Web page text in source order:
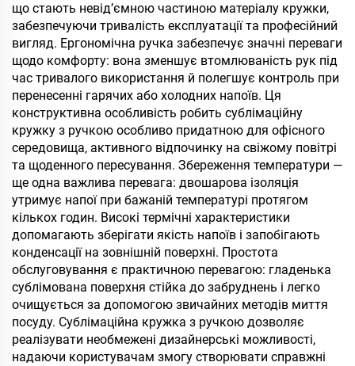
що стають невід’ємною частиною матеріалу кружки,
забезпечуючи тривалість експлуатації та професійний
вигляд. Ергономічна ручка забезпечує значні переваги
щодо комфорту: вона зменшує втомлюваність рук під
час тривалого використання й полегшує контроль при
перенесенні гарячих або холодних напоїв. Ця
конструктивна особливість робить сублімаційну
кружку з ручкою особливо придатною для офісного
середовища, активного відпочинку на свіжому повітрі
та щоденного пересування. Збереження температури —
ще одна важлива перевага: двошарова ізоляція
утримує напої при бажаній температурі протягом
кількох годин. Високі термічні характеристики
допомагають зберігати якість напоїв і запобігають
конденсації на зовнішній поверхні. Простота
обслуговування є практичною перевагою: гладенька
сублімована поверхня стійка до забруднень і легко
очищується за допомогою звичайних методів миття
посуду. Сублімаційна кружка з ручкою дозволяє
реалізувати необмежені дизайнерські можливості,
надаючи користувачам змогу створювати справжні